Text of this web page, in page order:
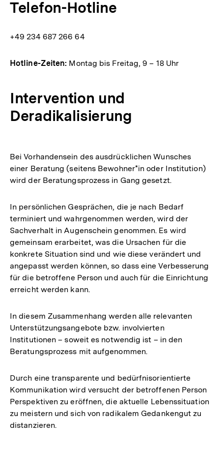
Telefon-Hotline
+49 234 687 266 64
Hotline-Zeiten: Montag bis Freitag, 9 – 18 Uhr
Intervention und
Deradikalisierung
Bei Vorhandensein des ausdrücklichen Wunsches
einer Beratung (seitens Bewohner*in oder Institution)
wird der Beratungsprozess in Gang gesetzt.
In persönlichen Gesprächen, die je nach Bedarf
terminiert und wahrgenommen werden, wird der
Sachverhalt in Augenschein genommen. Es wird
gemeinsam erarbeitet, was die Ursachen für die
konkrete Situation sind und wie diese verändert und
angepasst werden können, so dass eine Verbesserung
für die betroffene Person und auch für die Einrichtung
erreicht werden kann.
In diesem Zusammenhang werden alle relevanten
Unterstützungsangebote bzw. involvierten
Institutionen – soweit es notwendig ist – in den
Beratungsprozess mit aufgenommen.
Durch eine transparente und bedürfnisorientierte
Kommunikation wird versucht der betroffenen Person
Perspektiven zu eröffnen, die aktuelle Lebenssituation
zu meistern und sich von radikalem Gedankengut zu
distanzieren.